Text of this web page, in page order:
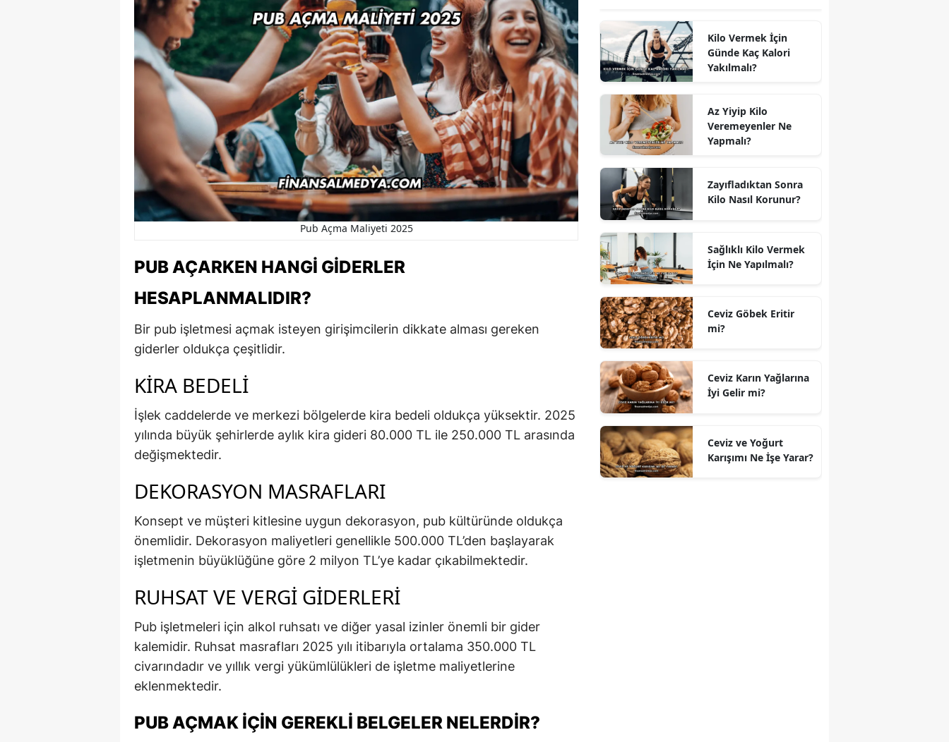
Pub Açma Maliyeti 2025
PUB AÇARKEN HANGI GIDERLER
HESAPLANMALIDIR?
Bir pub işletmesi açmak isteyen girişimcilerin dikkate alması gereken
giderler oldukça çeşitlidir.
KIRA BEDELI
İşlek caddelerde ve merkezi bölgelerde kira bedeli oldukça yüksektir. 2025
yılında büyük şehirlerde aylık kira gideri 80.000 TL ile 250.000 TL arasında
değişmektedir.
DEKORASYON MASRAFLARI
Konsept ve müşteri kitlesine uygun dekorasyon, pub kültüründe oldukça
önemlidir. Dekorasyon maliyetleri genellikle 500.000 TL’den başlayarak
işletmenin büyüklüğüne göre 2 milyon TL’ye kadar çıkabilmektedir.
RUHSAT VE VERGI GIDERLERI
Pub işletmeleri için alkol ruhsatı ve diğer yasal izinler önemli bir gider
kalemidir. Ruhsat masrafları 2025 yılı itibarıyla ortalama 350.000 TL
civarındadır ve yıllık vergi yükümlülükleri de işletme maliyetlerine
eklenmektedir.
PUB AÇMAK İÇIN GEREKLI BELGELER NELERDIR?
Kilo Vermek İçin
Günde Kaç Kalori
Yakılmalı?
Az Yiyip Kilo
Veremeyenler Ne
Yapmalı?
Zayıfladıktan Sonra
Kilo Nasıl Korunur?
Sağlıklı Kilo Vermek
İçin Ne Yapılmalı?
Ceviz Göbek Eritir
mi?
Ceviz Karın Yağlarına
İyi Gelir mi?
Ceviz ve Yoğurt
Karışımı Ne İşe Yarar?